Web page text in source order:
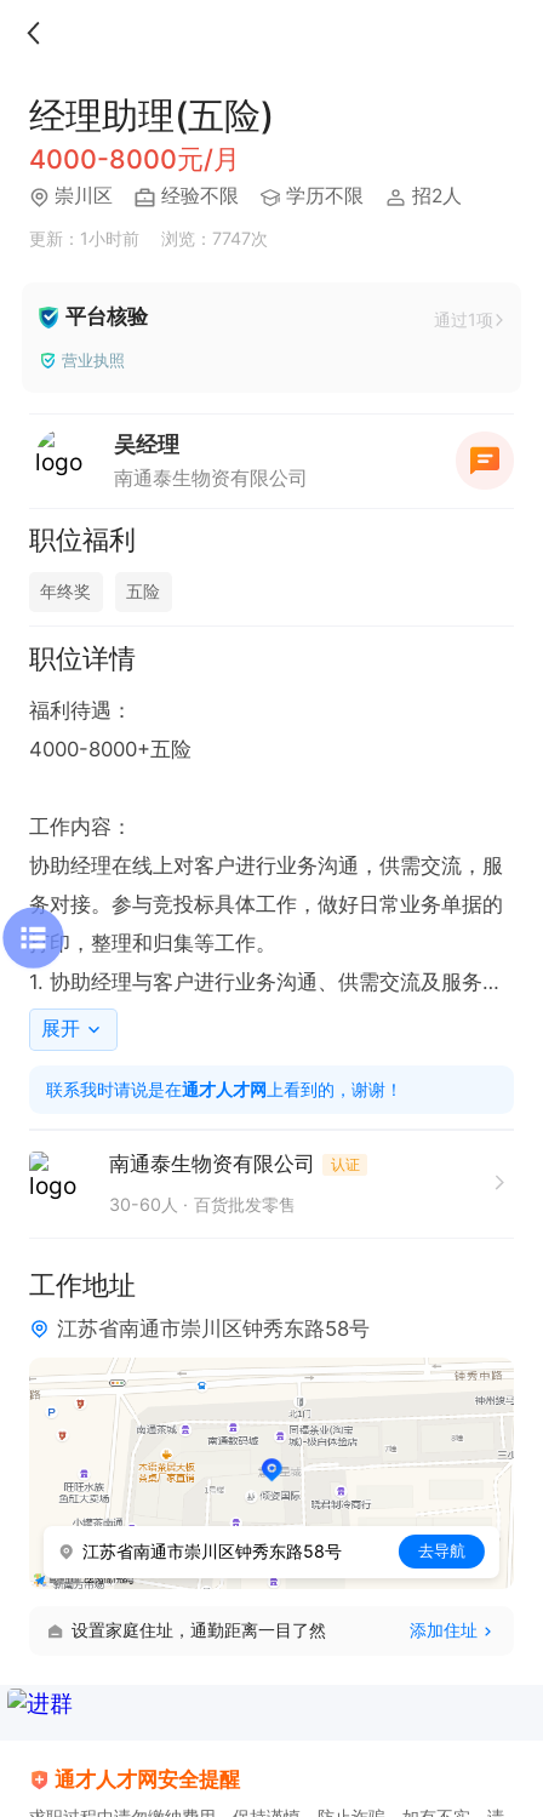
经理助理(五险)
4000-8000元/月
崇川区 经验不限 学历不限 招2人
更新：1小时前 浏览：7747次
平台核验 通过1项
营业执照
吴经理
南通泰生物资有限公司
职位福利
年终奖 五险
职位详情
福利待遇：
4000-8000+五险
工作内容：
协助经理在线上对客户进行业务沟通，供需交流，服
务对接。参与竞投标具体工作，做好日常业务单据的
打印，整理和归集等工作。
1. 协助经理与客户进行业务沟通、供需交流及服务对
接，确保业务流程顺畅进行。
力支持。
管理的规范有序。
电话。联系时请说是在通才人才网看到的！
展开
联系我时请说是在通才人才网 上看到的，谢谢！
南通泰生物资有限公司 认证
30-60人 百货批发零售
工作地址
江苏省南通市崇川区钟秀东路58号
江苏省南通市崇川区钟秀东路58号 去导航
设置家庭住址，通勤距离一目了然 添加住址
通才人才网安全提醒